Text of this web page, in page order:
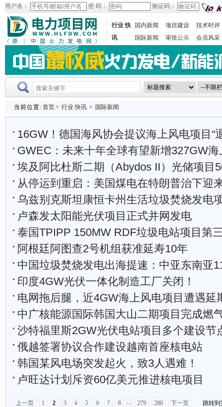
用户名： 密 码： 验证码：
行业 快
讯
国内新闻 项目建设
技术时评
国际新闻
审批公示 会员风采
当前位置: 首页> 行业 快讯 > 国际新闻
16GW！德国海风协会提议海上风电项目“
GWEC：未来十年全球有望新增327GW海上
埃及阿比杜斯二期（Abydos II）光储项目500KV升压站
从停运到重启：美国煤电在特朗普治下迎来
乌兹别克斯坦康恒卡州生活垃圾焚烧发电项目钢结构
卢森发太阳能光伏项目正式并网发电
泰国TPIPP 150MW RDF垃圾电站项目第三台高温超高压垃
阿根廷阿图查2号机组获准延寿10年
中国垃圾焚烧发电出海提速：中亚东南亚11个项目
印度4GW光伏一体化制造工厂关闭！
电网拖后腿，近4GW海上风电项目遭遇延
中广核能源国际韩国大山二期项目完成燃气轮
沙特福里斯2GW光伏电站项目多个建设节
俄越签署协议合作建设越南首座核电站
韩国某风电场突发起火，致3人遇难！
卢旺达计划斥资60亿美元推进核电项目
上一页 1 2 3 4 5 6 7 8 ... 279 280 下一页 跳转到